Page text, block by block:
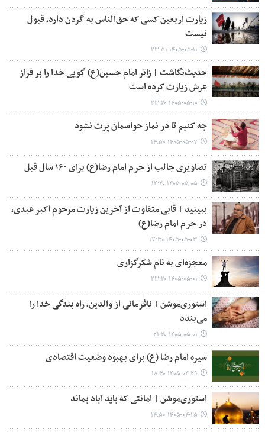
زیارت اربعین کسی که حق‌الناس به گردن دارد، قبول
نیست
۱۴۰۵-۰۵-۱۱ ۲۳:۵۱
حدیث‌نگاشت | زائر امام حسین(ع) گویی خدا را بر فراز
عرش زیارت کرده است
۱۴۰۵-۰۵-۱۰ ۲۳:۲۰
چه کنیم تا در نماز حواسمان پرت نشود
۱۴۰۵-۰۵-۰۷ ۱۴:۵۰
تصاویری جالب از حرم امام رضا(ع) برای ۱۶۰ سال قبل
۱۴۰۵-۰۵-۰۵ ۱۴:۲۰
ببینید | قابی متفاوت از آخرین زیارت مرحوم اکبر عبدی،
در حرم امام رضا(ع)
۱۴۰۵-۰۵-۰۳ ۱۷:۳۰
معجزه‌ای به نام شکرگزاری
۱۴۰۵-۰۵-۰۱ ۲۳:۲۰
استوری‌موشن | نافرمانی از والدین، راه بندگی خدا را
می‌بندد
۱۴۰۵-۰۵-۰۱ ۲۱:۲۰
سیره امام رضا (ع) برای بهبود وضعیت اقتصادی
۱۴۰۵-۰۴-۲۹ ۱۸:۲۰
استوری‌موشن | امانتی که باید آباد بماند
۱۴۰۵-۰۴-۲۵ ۱۴:۵۰